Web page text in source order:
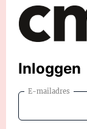
Inloggen
E-mailadres